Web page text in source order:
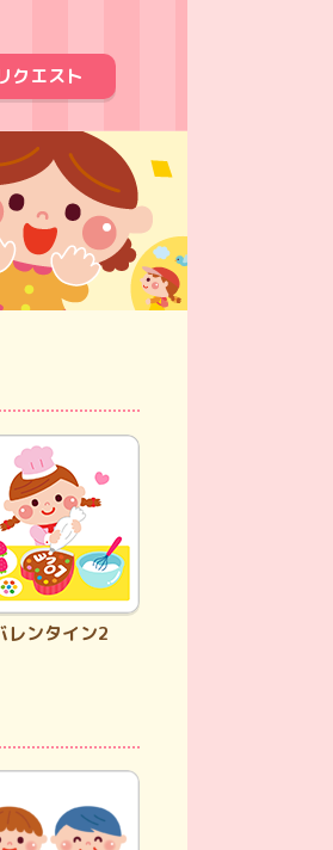
クエスト
レンタイン2